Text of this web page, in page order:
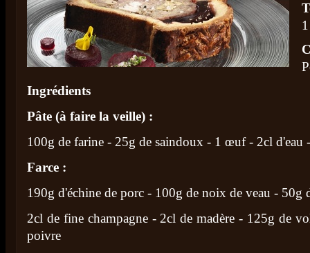
Ingrédients
Pâte (à faire la veille) :
100g de farine - 25g de saindoux - 1 œuf - 2cl d'eau
Farce :
190g d'échine de porc - 100g de noix de veau - 50g
2cl de fine champagne - 2cl de madère - 125g de
poivre